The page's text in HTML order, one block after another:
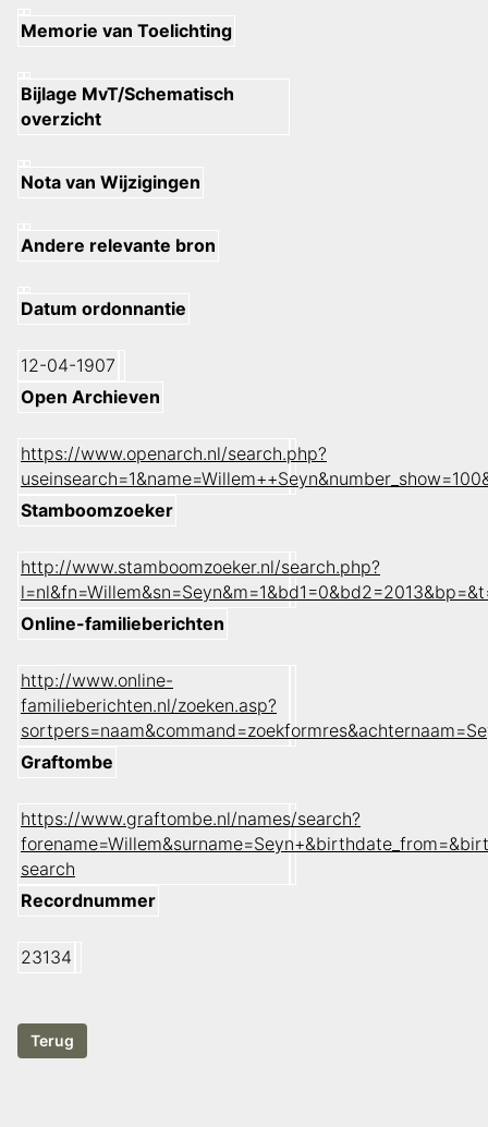
Memorie van Toelichting
Bijlage MvT/Schematisch
overzicht
Nota van Wijzigingen
Andere relevante bron
Datum ordonnantie
12-04-1907
Open Archieven
https://www.openarch.nl/search.php?
Stamboomzoeker
http://www.stamboomzoeker.nl/search.php?
Online-familieberichten
http://www.online-
familieberichten.nl/zoeken.asp?
Graftombe
https://www.graftombe.nl/names/search?
search
Recordnummer
23134